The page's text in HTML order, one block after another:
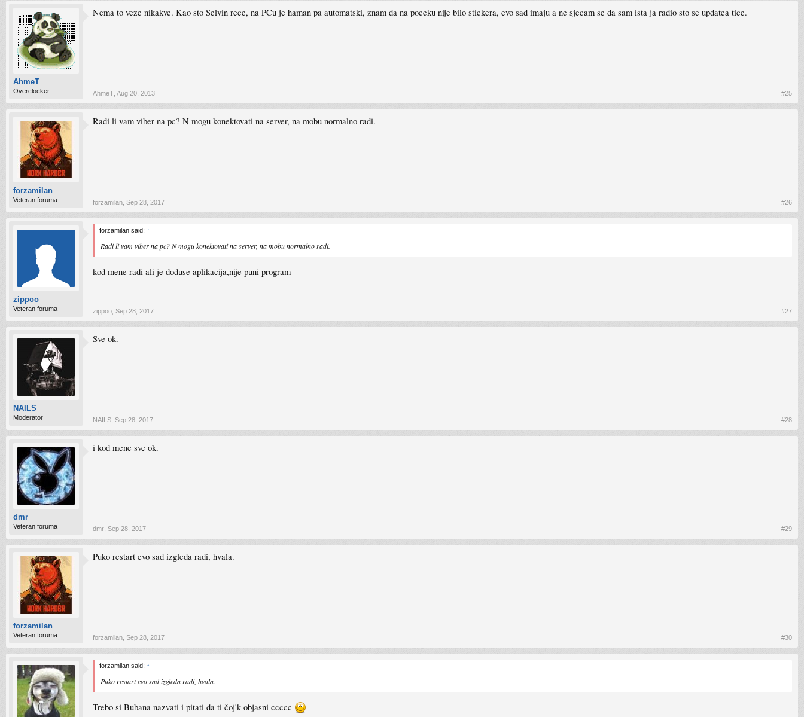
AhmeT
Overclocker
Nema to veze nikakve. Kao sto Selvin rece, na PCu je haman pa automatski, znam da na poceku nije bilo stickera, evo sad imaju a ne sjecam se da sam ista ja radio sto se updatea tice.
AhmeT Aug 20, 2013 #25
forzamilan
Veteran foruma
Radi li vam viber na pc? N mogu konektovati na server, na mobu normalno radi.
forzamilan Sep 28, 2017 #26
zippoo
Veteran foruma
forzamilan said: ↑
Radi li vam viber na pc? N mogu konektovati na server, na mobu normalno radi.
kod mene radi ali je doduse aplikacija,nije puni program
zippoo Sep 28, 2017 #27
NAILS
Moderator
Sve ok.
NAILS Sep 28, 2017 #28
dmr
Veteran foruma
i kod mene sve ok.
dmr Sep 28, 2017 #29
forzamilan
Veteran foruma
Puko restart evo sad izgleda radi, hvala.
forzamilan Sep 28, 2017 #30
forzamilan said: ↑
Puko restart evo sad izgleda radi, hvala.
Trebo si Bubana nazvati i pitati da ti čoj'k objasni ccccc